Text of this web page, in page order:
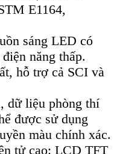
E1164,
sáng LED có
năng thấp.
hỗ trợ cả SCI và
dữ liệu phòng thí
được sử dụng
màu chính xác.
tử cao: LCD TFT